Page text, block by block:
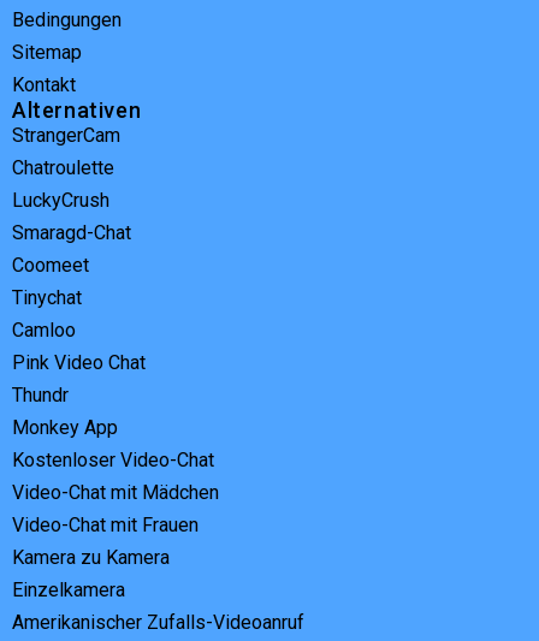
Bedingungen
Sitemap
Kontakt
Alternativen
StrangerCam
Chatroulette
LuckyCrush
Smaragd-Chat
Coomeet
Tinychat
Camloo
Pink Video Chat
Thundr
Monkey App
Kostenloser Video-Chat
Video-Chat mit Mädchen
Video-Chat mit Frauen
Kamera zu Kamera
Einzelkamera
Amerikanischer Zufalls-Videoanruf